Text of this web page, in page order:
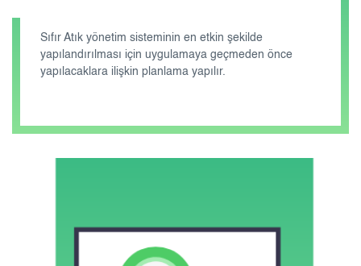
Sıfır Atık yönetim sisteminin en etkin şekilde
yapılandırılması için uygulamaya geçmeden önce
yapılacaklara ilişkin planlama yapılır.